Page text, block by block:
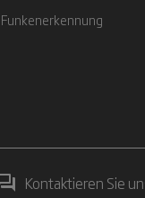
Funkenerkennung
Kontaktieren Sie